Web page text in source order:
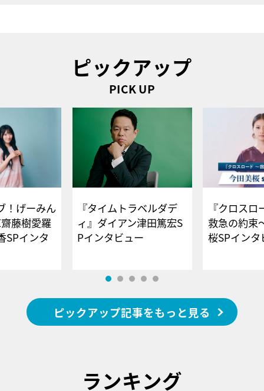
ピックアップ
PICK UP
！げーみん
藤樹愛羅
SPインタ
『タイムトラベルダデ
ィ』ダイアン津田篤宏S
Pインタビュー
『クロス
救急の約束
桜SPイ
ピックアップ記事をもっと見る
ランキング